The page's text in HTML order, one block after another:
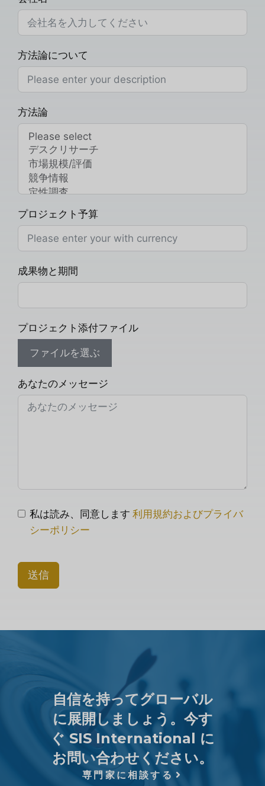
方法論について
方法論
プロジェクト予算
成果物と期間
プロジェクト添付ファイル
ファイルを選ぶ
あなたのメッセージ
私は読み、同意します 利用規約およびプライバ
シーポリシー
送信
自信を持ってグローバル
に展開しましょう。今す
ぐ SIS International に
お問い合わせください。
専門家に相談する